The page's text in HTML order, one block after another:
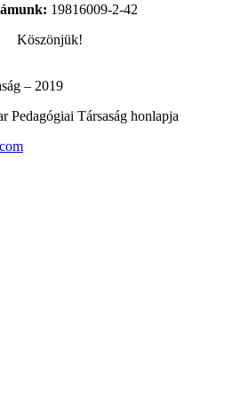
19816009-2-42
Köszönjük!
– 2019
Társaság honlapja